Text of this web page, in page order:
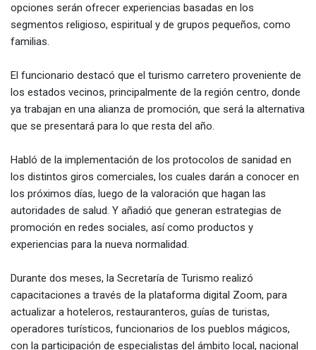
opciones serán ofrecer experiencias basadas en los
segmentos religioso, espiritual y de grupos pequeños, como
familias.
El funcionario destacó que el turismo carretero proveniente de
los estados vecinos, principalmente de la región centro, donde
ya trabajan en una alianza de promoción, que será la alternativa
que se presentará para lo que resta del año.
Habló de la implementación de los protocolos de sanidad en
los distintos giros comerciales, los cuales darán a conocer en
los próximos días, luego de la valoración que hagan las
autoridades de salud. Y añadió que generan estrategias de
promoción en redes sociales, así como productos y
experiencias para la nueva normalidad.
Durante dos meses, la Secretaría de Turismo realizó
capacitaciones a través de la plataforma digital Zoom, para
actualizar a hoteleros, restauranteros, guías de turistas,
operadores turísticos, funcionarios de los pueblos mágicos,
con la participación de especialistas del ámbito local, nacional